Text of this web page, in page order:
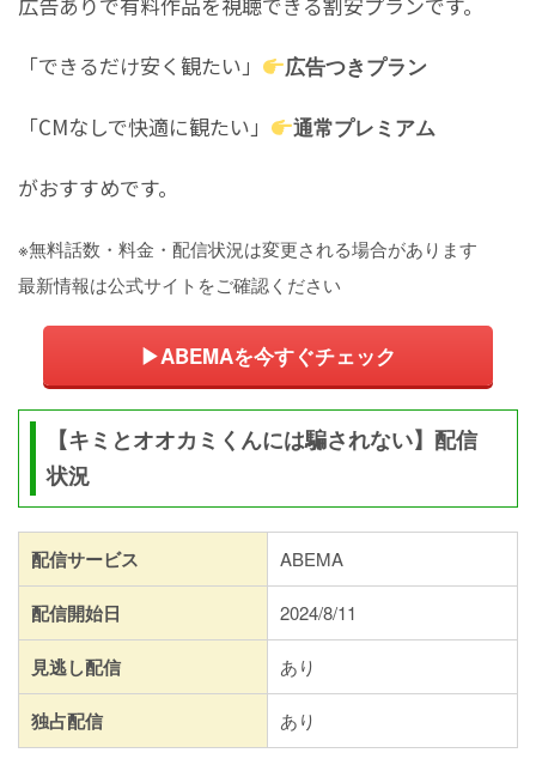
「できるだけ安く観たい」
広告つきプラン
「CMなしで快適に観たい」 通常プレミアム
がおすすめです。
※無料話数・料金・配信状況は変更される場合があります
最新情報は公式サイトをご確認ください
▶ABEMAを今すぐチェック
【キミとオオカミくんには騙されない】配信
状況
配信サービス ABEMA
配信開始日 2024/8/11
見逃し配信 あり
独占配信 あり